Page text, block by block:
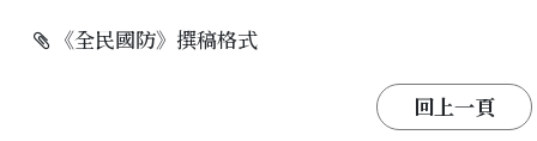
《全民國防》撰稿格式